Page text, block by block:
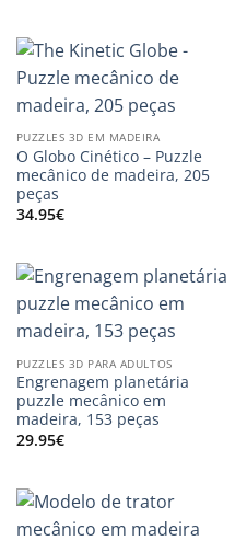
PUZZLES 3D EM MADEIRA
O Globo Cinético – Puzzle
mecânico de madeira, 205
peças
34.95€
PUZZLES 3D PARA ADULTOS
Engrenagem planetária
puzzle mecânico em
madeira, 153 peças
29.95€